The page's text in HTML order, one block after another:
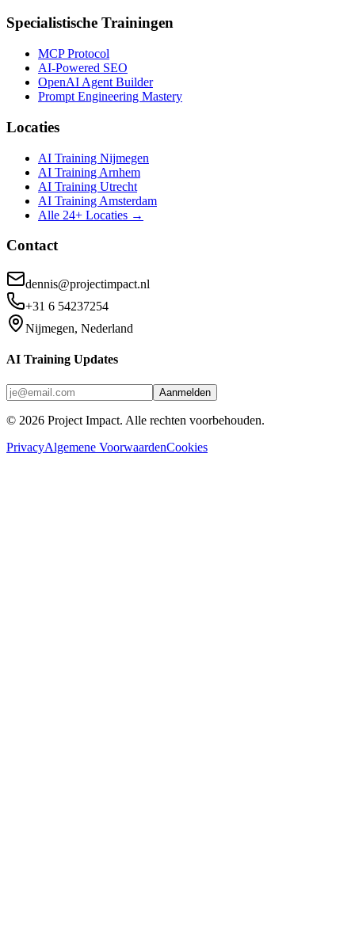
Specialistische Trainingen
MCP Protocol
AI-Powered SEO
OpenAI Agent Builder
Prompt Engineering Mastery
Locaties
AI Training Nijmegen
AI Training Arnhem
AI Training Utrecht
AI Training Amsterdam
Alle 24+ Locaties →
Contact
dennis@projectimpact.nl
+31 6 54237254
Nijmegen, Nederland
AI Training Updates
Aanmelden
© 2026 Project Impact. Alle rechten voorbehouden.
PrivacyAlgemene VoorwaardenCookies